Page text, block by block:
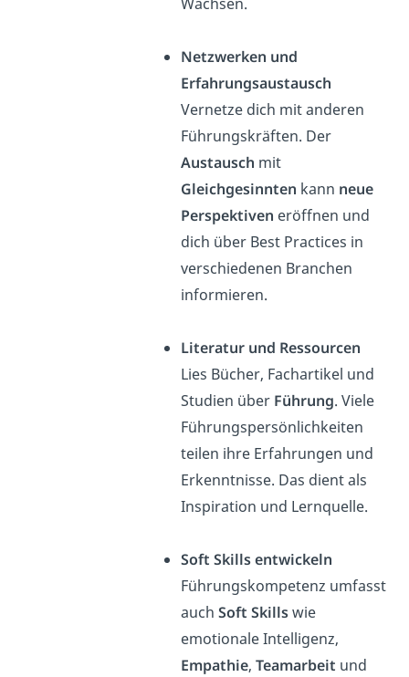
Netzwerken und
Erfahrungsaustausch
Vernetze dich mit anderen
Führungskräften. Der
Austausch mit
Gleichgesinnten kann neue
Perspektiven eröffnen und
dich über Best Practices in
verschiedenen Branchen
informieren.
Literatur und Ressourcen
Lies Bücher, Fachartikel und
Studien über Führung. Viele
Führungspersönlichkeiten
teilen ihre Erfahrungen und
Erkenntnisse. Das dient als
Inspiration und Lernquelle.
Soft Skills entwickeln
Führungskompetenz umfasst
auchSoft Skillswie
emotionale Intelligenz,
Empathie,Teamarbeit und